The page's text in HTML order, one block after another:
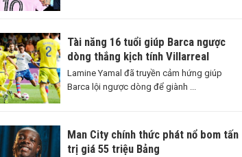
Tài năng 16 tuổi giúp Barca ngược
dòng thắng kịch tính Villarreal
Lamine Yamal đã truyền cảm hứng giúp
Barca lội ngược dòng để giành ...
Man City chính thức phát nổ bom tấn
trị giá 55 triệu Bảng